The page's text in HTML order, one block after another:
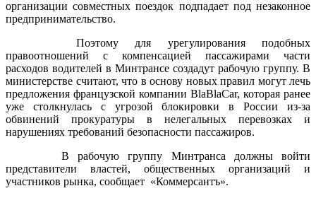
организации совместных поездок подпадает под незаконное
предпринимательство.
Поэтому для урегулирования подобных
правоотношений с компенсацией пассажирами части
расходов водителей в Минтрансе создадут рабочую группу. В
министерстве считают, что в основу новых правил могут лечь
предложения французской компании BlaBlaCar, которая ранее
уже столкнулась с угрозой блокировки в России из-за
обвинений прокуратуры в нелегальных перевозках и
нарушениях требований безопасности пассажиров.
В рабочую группу Минтранса должны войти
представители властей, общественных организаций и
участников рынка, сообщает «Коммерсантъ».